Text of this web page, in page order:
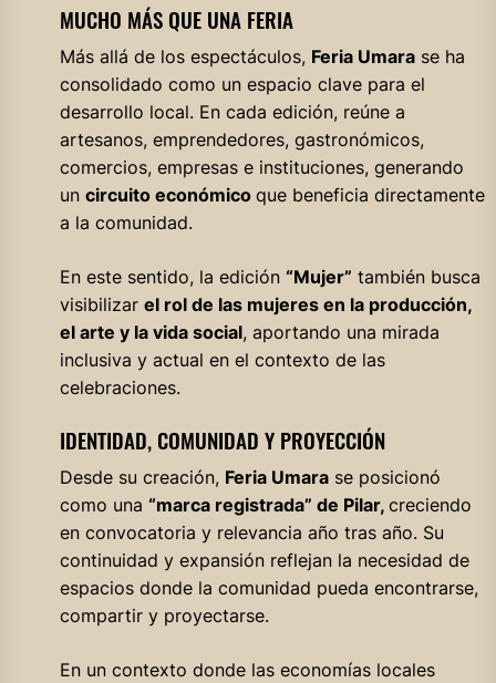
MUCHO MÁS QUE UNA FERIA
Más allá de los espectáculos, Feria Umarase ha
consolidado como un espacio clave para el
desarrollo local. En cada edición, reúne a
artesanos, emprendedores, gastronómicos,
comercios, empresas e instituciones, generando
un circuito económico que beneficia directamente
a la comunidad.
En este sentido, la edición “Mujer” también busca
visibilizar el rol de las mujeres en la producción,
el arte y la vida social, aportando una mirada
inclusiva y actual en el contexto de las
celebraciones.
IDENTIDAD, COMUNIDAD Y PROYECCIÓN
Desde su creación, Feria Umarase posicionó
como una “marca registrada” de Pilar, creciendo
en convocatoria y relevancia año tras año. Su
continuidad y expansión reflejan la necesidad de
espacios donde la comunidad pueda encontrarse,
compartir y proyectarse.
En un contexto donde las economías locales